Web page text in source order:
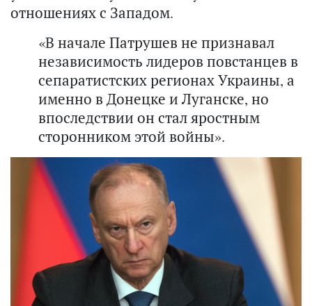
отношениях с Западом.
«В начале Патрушев не признавал
независимость лидеров повстанцев в
сепаратистских регионах Украины, а
именно в Донецке и Луганске, но
впоследствии он стал яростным
сторонником этой войны».